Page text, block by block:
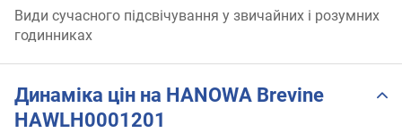
Види сучасного підсвічування у звичайних і розумних
годинниках
Динаміка цін на HANOWA Brevine
HAWLH0001201